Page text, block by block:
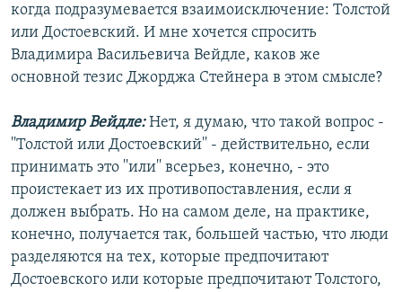
когда подразумевается взаимоисключение: Толстой
или Достоевский. И мне хочется спросить
Владимира Васильевича Вейдле, каков же
основной тезис Джорджа Стейнера в этом смысле?
Владимир Вейдле:Нет, я думаю, что такой вопрос -
''Толстой или Достоевский'' - действительно, если
принимать это ''или'' всерьез, конечно, - это
проистекает из их противопоставления, если я
должен выбрать. Но на самом деле, на практике,
конечно, получается так, большей частью, что люди
разделяются на тех, которые предпочитают
Достоевского или которые предпочитают Толстого,